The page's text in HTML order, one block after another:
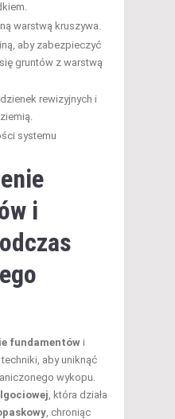
warstwą kruszywa.
aby zabezpieczyć
gruntów z warstwą
rewizyjnych i
systemu
i
fundamentówi
aby uniknąć
wykopu.
, która działa
, chroniąc